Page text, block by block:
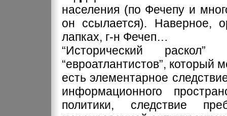
населения (по Фечепу и
он ссылается). Наверное,
лапках, г-н Фечеп…
“Исторический
“евроатлантистов”, который
есть элементарное
информационного
политики, следствие